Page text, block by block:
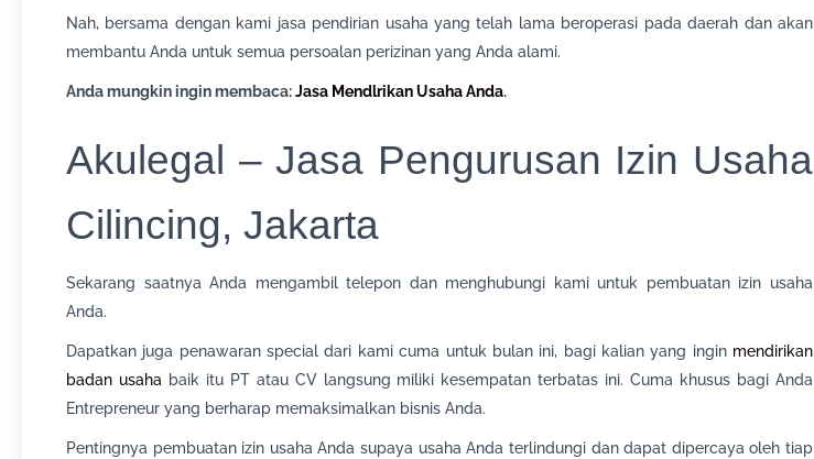
Nah, bersama dengan kami jasa pendirian usaha yang telah lama beroperasi pada daerah dan akan
membantu Anda untuk semua persoalan perizinan yang Anda alami.
Anda mungkin ingin membaca:Jasa Mendlrikan Usaha Anda.
Akulegal – Jasa Pengurusan Izin Usaha
Cilincing, Jakarta
Sekarang saatnya Anda mengambil telepon dan menghubungi kami untuk pembuatan izin usaha
Anda.
Dapatkan juga penawaran special dari kami cuma untuk bulan ini, bagi kalian yang ingin mendirikan
badan usaha baik itu PT atau CV langsung miliki kesempatan terbatas ini. Cuma khusus bagi Anda
Entrepreneur yang berharap memaksimalkan bisnis Anda.
Pentingnya pembuatan izin usaha Anda supaya usaha Anda terlindungi dan dapat dipercaya oleh tiap